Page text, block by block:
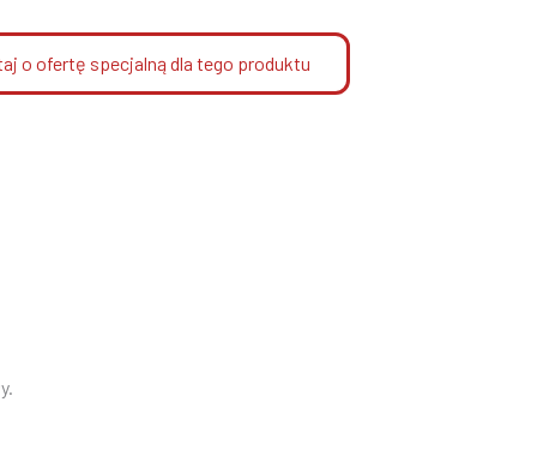
o ofertę specjalną dla tego produktu